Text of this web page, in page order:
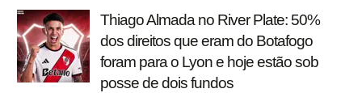
Thiago Almada no River Plate: 50%
dos direitos que eram do Botafogo
foram para o Lyon e hoje estão sob
posse de dois fundos